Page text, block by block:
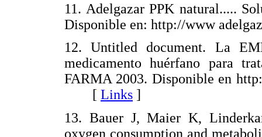
11. Adelgazar PPK natural.....
Disponible en: http://www
12. Untitled document. La
medicamento huérfano para
FARMA 2003. Disponible en
[ Links ]
13. Bauer J, Maier K,
oxygen consumption and